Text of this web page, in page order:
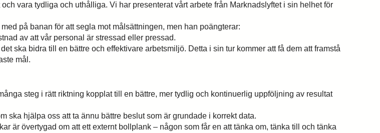
vara tydliga och uthålliga. Vi har presenterat vårt arbete från Marknadslyftet i sin helhet för
på banan för att segla mot målsättningen, men han poängterar:
av att vår personal är stressad eller pressad.
ska bidra till en bättre och effektivare arbetsmiljö. Detta i sin tur kommer att få dem att framstå
mål.
steg i rätt riktning kopplat till en bättre, mer tydlig och kontinuerlig uppföljning av resultat
ska hjälpa oss att ta ännu bättre beslut som är grundade i korrekt data.
är övertygad om att ett externt bollplank – någon som får en att tänka om, tänka till och tänka
du söker?